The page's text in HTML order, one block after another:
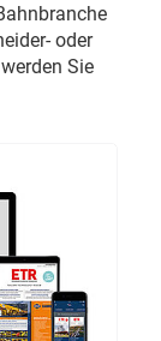
oder
Sie